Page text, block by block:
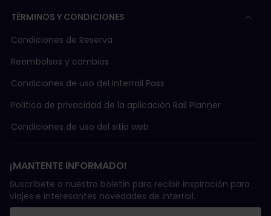
TÉRMINOS Y CONDICIONES
Condiciones de Reserva
Reembolsos y cambios
Condiciones de uso del Interrail Pass
Política de privacidad de la aplicación Rail Planner
Condiciones de uso del sitio web
¡MANTENTE INFORMADO!
Suscríbete a nuestro boletín para recibir inspiración para
viajes e interesantes novedades de Interrail.